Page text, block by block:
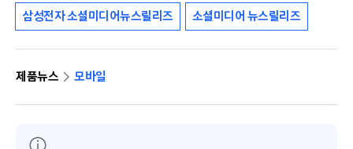
삼성전자 소셜미디어뉴스릴리즈 소셜미디어 뉴스릴리즈
제품뉴스 모바일